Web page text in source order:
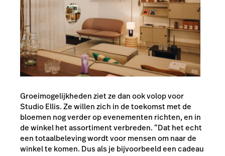
Groeimogelijkheden ziet ze dan ook volop voor
Studio Ellis. Ze willen zich in de toekomst met de
bloemen nog verder op evenementen richten, en in
de winkel het assortiment verbreden. “Dat het echt
een totaalbeleving wordt voor mensen om naar de
winkel te komen. Dus als je bijvoorbeeld een cadeau